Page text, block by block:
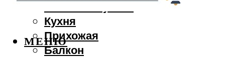
Кухня
Прихожая
Балкон
МЕНЮ